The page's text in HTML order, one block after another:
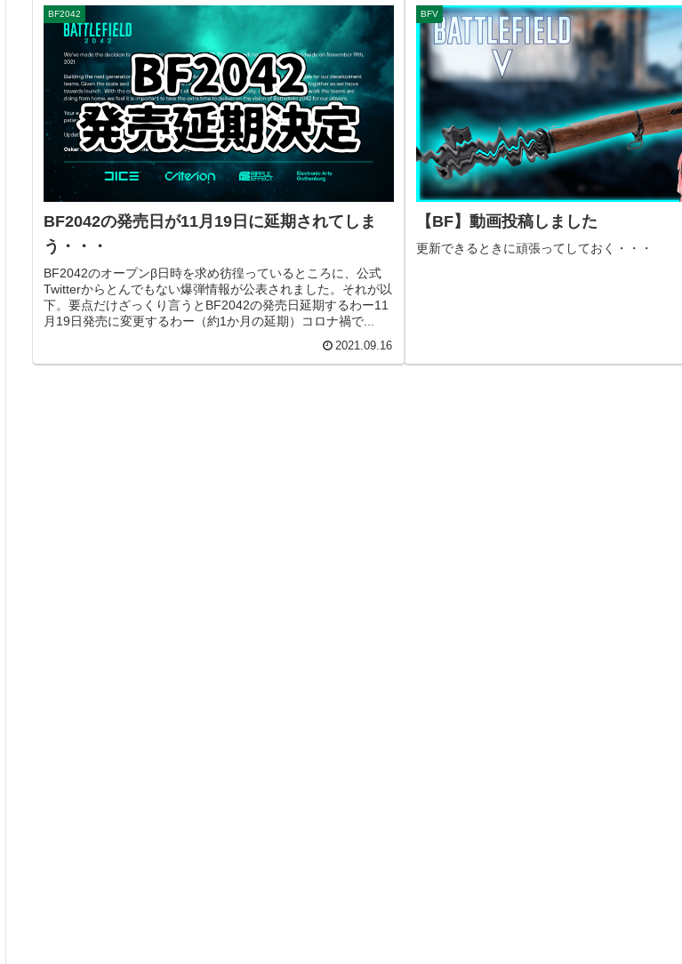
BF2042
BF2042の発売日が11月19日に延期されてしま
う・・・
BF2042のオープンβ日時を求め彷徨っているところに、公式
Twitterからとんでもない爆弾情報が公表されました。それが以
下。要点だけざっくり言うとBF2042の発売日延期するわー11
月19日発売に変更するわー（約1か月の延期）コロナ禍で...
2021.09.16
BFV
【BF】動画投稿しました
更新できるときに頑張ってしておく・・・